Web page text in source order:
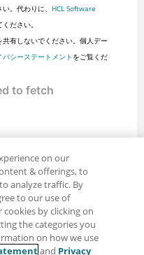
。代わりに、
HCL Software
ださい。
有しないでください。個人デー
バシーステートメント をご覧くだ
on our
& offerings, to
analyze traffic. By
to our use of
cookies by clicking on
the categories you
on how we use
and Privacy